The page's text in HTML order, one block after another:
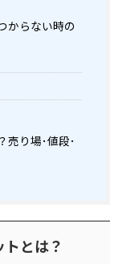
からない時の
売り場･値段･
とは？